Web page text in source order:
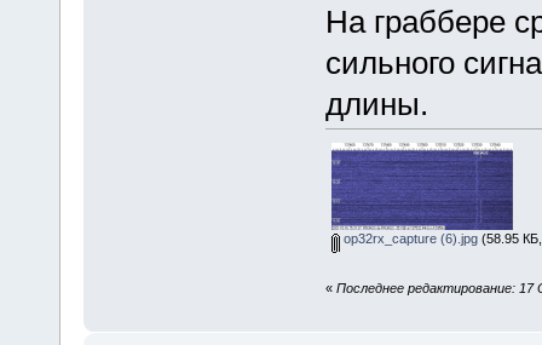
На граббере
сильного
длины.
op32rx_capture (6).jpg(58.95 КБ,
« Последнее редактирование: